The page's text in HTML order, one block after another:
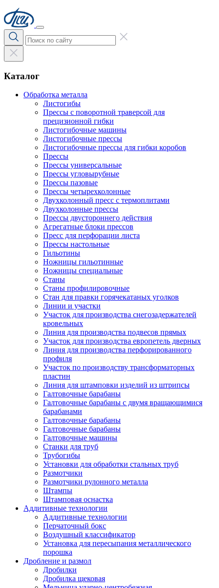
Каталог
Обработка металла
Листогибы
Прессы с поворотной траверсой для
прецизионной гибки
Листогибочные машины
Листогибочные прессы
Листогибочные прессы для гибки коробов
Прессы
Прессы универсальные
Прессы угловырубные
Прессы пазовые
Прессы четырехколонные
Двухколонный пресс с термоплитами
Двухколонные прессы
Прессы двустороннего действия
Агрегатные блоки прессов
Пресс для перфорации листа
Прессы настольные
Гильотины
Ножницы гильотинные
Ножницы специальные
Станы
Станы профилировочные
Стан для правки горячекатаных уголков
Линии и участки
Участок для производства снегозадержателей
кровельных
Линия для производства подвесов прямых
Участок для производства европетель дверных
Линия для производства перфорированного
профиля
Участок по производству трансформаторных
пластин
Линия для штамповки изделий из штрипсы
Галтовочные барабаны
Галтовочные барабаны с двумя вращающимися
барабанами
Галтовочные барабаны
Галтовочные барабаны
Галтовочные машины
Станки для труб
Трубогибы
Установки для обработки стальных труб
Размотчики
Размотчики рулонного металла
Штампы
Штамповая оснастка
Аддитивные технологии
Аддитивные технологии
Перчаточный бокс
Воздушный классификатор
Установка для пересыпания металлического
порошка
Дробление и размол
Дробилки
Дробилка щековая